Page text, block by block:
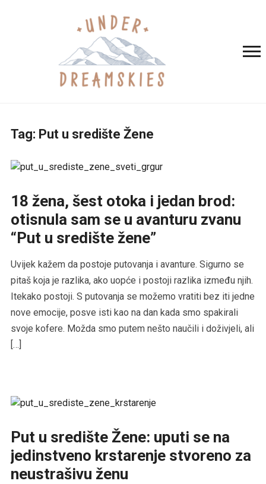
Tag: Put u središte Žene
18 žena, šest otoka i jedan brod:
otisnula sam se u avanturu zvanu
“Put u središte žene”
Uvijek kažem da postoje putovanja i avanture. Sigurno se
pitaš koja je razlika, ako uopće i postoji razlika između njih.
Itekako postoji. S putovanja se možemo vratiti bez iti jedne
nove emocije, posve isti kao na dan kada smo spakirali
svoje kofere. Možda smo putem nešto naučili i doživjeli, ali
[…]
Put u središte Žene: uputi se na
jedinstveno krstarenje stvoreno za
neustrašivu ženu